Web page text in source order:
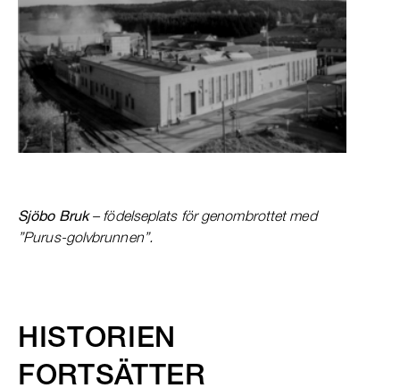
Sjöbo Bruk– födelseplats för genombrottet med
”Purus-golvbrunnen”.
HISTORIEN
FORTSÄTTER